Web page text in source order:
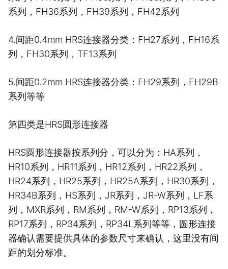
系列，FH36系列，FH39系列，FH42系列
4.间距0.4mm HRS连接器分类：FH27系列，FH16系
列，FH30系列，TF13系列
5.间距0.2mm HRS连接器分类：FH29系列，FH29B
系列等等
第四类是HRS圆形连接器
HRS圆形连接器按系列分，可以分为：HA系列，
HR10系列，HR11系列，HR12系列，HR22系列，
HR24系列，HR25系列，HR25A系列，HR30系列，
HR34B系列，HS系列，JR系列，JR-W系列，LF系
列，MXR系列，RM系列，RM-W系列，RP13系列，
RP17系列，RP34系列，RP34L系列等等，圆形连接
器确认需要提供具体的参数尺寸来确认，这里没有间
距的划分标准。